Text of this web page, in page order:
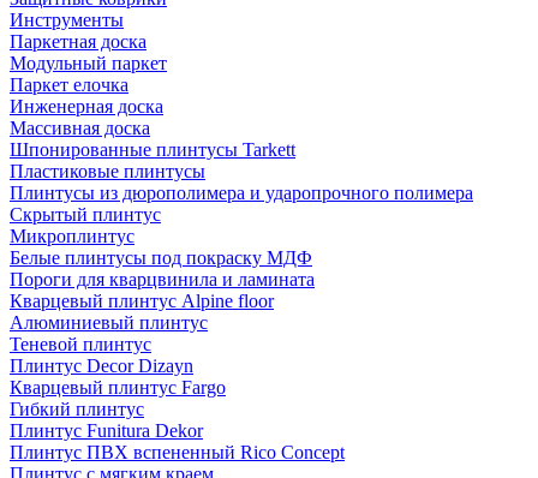
Инструменты
Паркетная доска
Модульный паркет
Паркет елочка
Инженерная доска
Массивная доска
Шпонированные плинтусы Tarkett
Пластиковые плинтусы
Плинтусы из дюрополимера и ударопрочного полимера
Скрытый плинтус
Микроплинтус
Белые плинтусы под покраску МДФ
Пороги для кварцвинила и ламината
Кварцевый плинтус Alpine floor
Алюминиевый плинтус
Теневой плинтус
Плинтус Decor Dizayn
Кварцевый плинтус Fargo
Гибкий плинтус
Плинтус Funitura Dekor
Плинтус ПВХ вспененный Rico Concept
Плинтус с мягким краем